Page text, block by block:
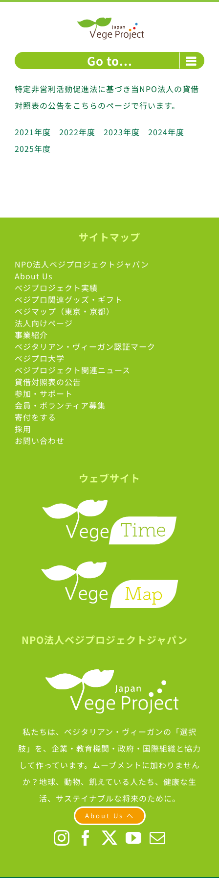
Go to...
特定非営利活動促進法に基づき当NPO法人の貸借
対照表の公告をこちらのページで行います。
2021年度 2022年度 2023年度
2024年度
2025年度
サイトマップ
NPO法人ベジプロジェクトジャパン
About Us
ベジプロジェクト実績
ベジプロ関連グッズ・ギフト
ベジマップ（東京・京都）
法人向けページ
事業紹介
ベジタリアン・ヴィーガン認証マーク
べジプロ大学
ベジプロジェクト関連ニュース
貸借対照表の公告
参加・サポート
会員・ボランティア募集
寄付をする
採用
お問い合わせ
ウェブサイト
NPO法人ベジプロジェクトジャパン
私たちは、ベジタリアン・ヴィーガンの「選択
肢」を、企業・教育機関・政府・国際組織と協力
して作っています。ムーブメントに加わりません
か？地球、動物、飢えている人たち、健康な生
活、サステイナブルな将来のために。
About Us へ